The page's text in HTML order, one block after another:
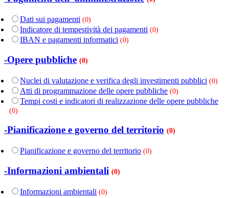
Dati sui pagamenti (0)
Indicatore di tempestività dei pagamenti (0)
IBAN e pagamenti informatici (0)
-Opere pubbliche (0)
Nuclei di valutazione e verifica degli investimenti pubblici (0)
Atti di programmazione delle opere pubbliche (0)
Tempi costi e indicatori di realizzazione delle opere pubbliche
(0)
-Pianificazione e governo del territorio (0)
Pianificazione e governo del territorio (0)
-Informazioni ambientali (0)
Informazioni ambientali (0)